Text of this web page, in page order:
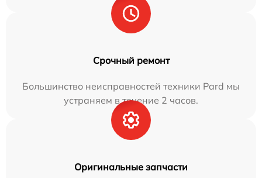
Срочный ремонт
Большинство неисправностей техники Pard мы
устраняем в течение 2 часов.
Оригинальные запчасти